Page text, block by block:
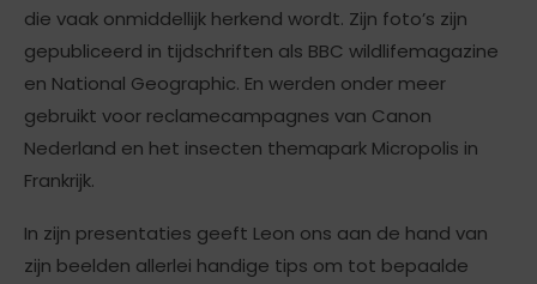
die vaak onmiddellijk herkend wordt. Zijn foto’s zijn
gepubliceerd in tijdschriften als BBC wildlifemagazine
en National Geographic. En werden onder meer
gebruikt voor reclamecampagnes van Canon
Nederland en het insecten themapark Micropolis in
Frankrijk.
In zijn presentaties geeft Leon ons aan de hand van
zijn beelden allerlei handige tips om tot bepaalde